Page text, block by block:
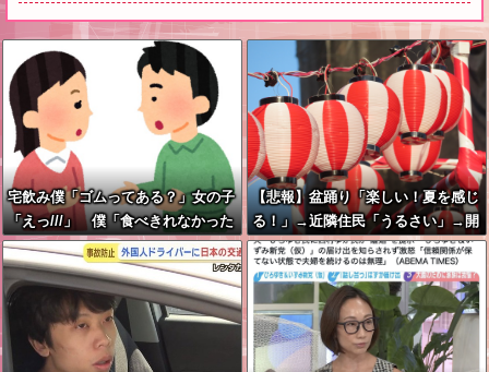
宅飲み僕「ゴムってある？」女の子
「えっ///」 僕「食べきれなかった
お菓子輪ゴムで縛りたくて」女の子
「⋯あ、そ、そっか///」
【悲報】盆踊り「楽しい！夏を感じ
る！」→近隣住民「うるさい」→開
催場所半減